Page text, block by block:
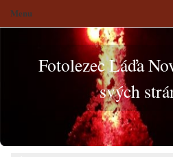
Fotolezec Láďa
svých
Menu